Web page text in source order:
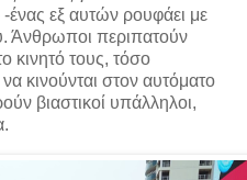
-ένας εξ αυτών ρουφάει με
Άνθρωποι περιπατούν
κινητό τους, τόσο
κινούνται στον αυτόματο
βιαστικοί υπάλληλοι,